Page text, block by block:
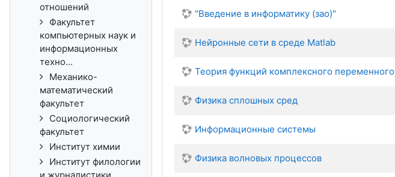
"Введение в информатику (зао)"
Нейронные сети в среде Matlab
Теория функций комплексного переменного
Физика сплошных сред
Информационные системы
Физика волновых процессов
отношений
Факультет
компьютерных наук и
информационных
техно...
Механико-
математический
факультет
Социологический
факультет
Институт химии
Институт филологии